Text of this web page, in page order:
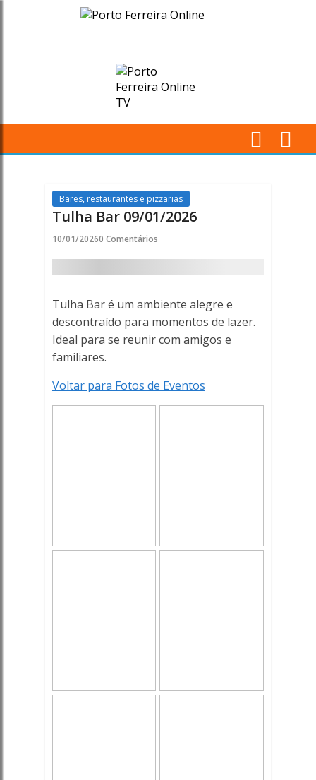
Tulha
09/01/2026
Online
Bares, restaurantes e pizzarias
Tulha Bar 09/01/2026
10/01/20260 Comentários
Tulha Bar é um ambiente alegre e
descontraído para momentos de lazer.
Ideal para se reunir com amigos e
familiares.
Voltar para Fotos de Eventos